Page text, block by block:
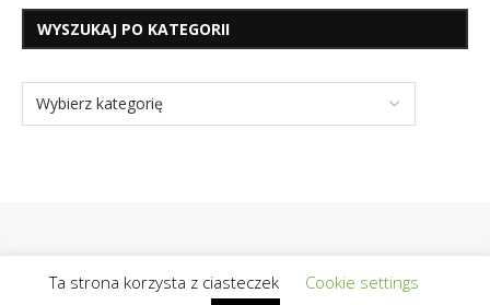
WYSZUKAJ PO KATEGORII
Ta strona korzysta z ciasteczek Cookie settings